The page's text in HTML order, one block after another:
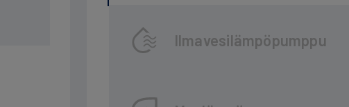
Ilmavesilämpöpumppu